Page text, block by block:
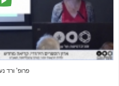
פרופ' ורד